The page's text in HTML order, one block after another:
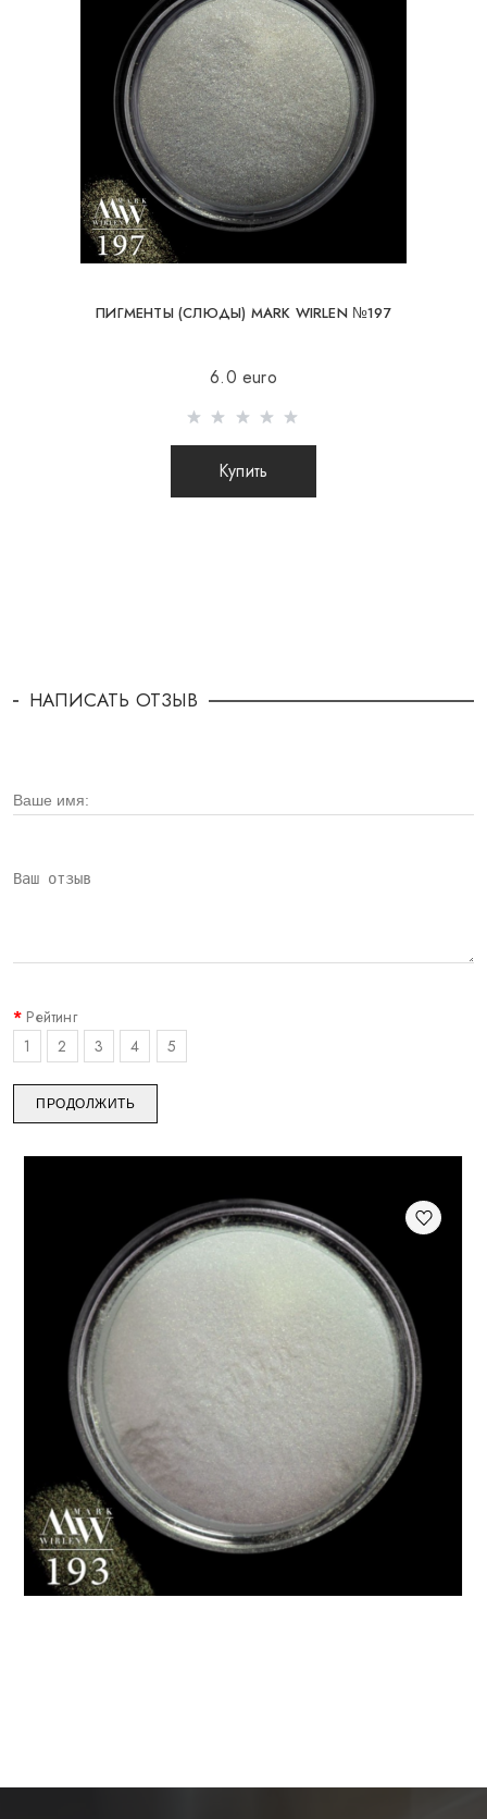
ПИГМЕНТЫ (СЛЮДЫ) MARK WIRLEN №197
6.0 euro
Купить
НАПИСАТЬ ОТЗЫВ
Рейтинг
1
2 3 4 5
ПРОДОЛЖИТЬ